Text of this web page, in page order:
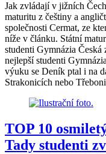
Jak zvládají v jižních
maturitu z češtiny a
společnosti Cermat, ze
níže v článku. Státní
studenti Gymnázia
nejlepší studenti
výuku se Deník ptal i na
Strakonicích nebo
TOP 10
Tady studenti